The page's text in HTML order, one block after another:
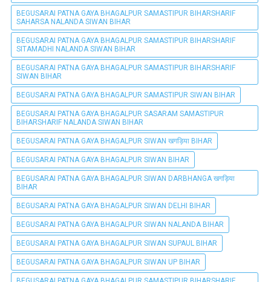
BEGUSARAI PATNA GAYA BHAGALPUR SAMASTIPUR BIHARSHARIF
SAHARSA NALANDA SIWAN BIHAR
BEGUSARAI PATNA GAYA BHAGALPUR SAMASTIPUR BIHARSHARIF
SITAMADHI NALANDA SIWAN BIHAR
BEGUSARAI PATNA GAYA BHAGALPUR SAMASTIPUR BIHARSHARIF
SIWAN BIHAR
BEGUSARAI PATNA GAYA BHAGALPUR SAMASTIPUR SIWAN BIHAR
BEGUSARAI PATNA GAYA BHAGALPUR SASARAM SAMASTIPUR
BIHARSHARIF NALANDA SIWAN BIHAR
BEGUSARAI PATNA GAYA BHAGALPUR SIWAN खगड़िया BIHAR
BEGUSARAI PATNA GAYA BHAGALPUR SIWAN BIHAR
BEGUSARAI PATNA GAYA BHAGALPUR SIWAN DARBHANGA खगड़िया
BIHAR
BEGUSARAI PATNA GAYA BHAGALPUR SIWAN DELHI BIHAR
BEGUSARAI PATNA GAYA BHAGALPUR SIWAN NALANDA BIHAR
BEGUSARAI PATNA GAYA BHAGALPUR SIWAN SUPAUL BIHAR
BEGUSARAI PATNA GAYA BHAGALPUR SIWAN UP BIHAR